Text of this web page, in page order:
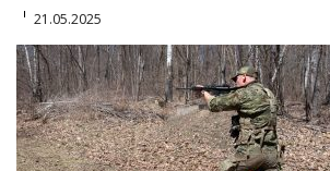
21.05.2025